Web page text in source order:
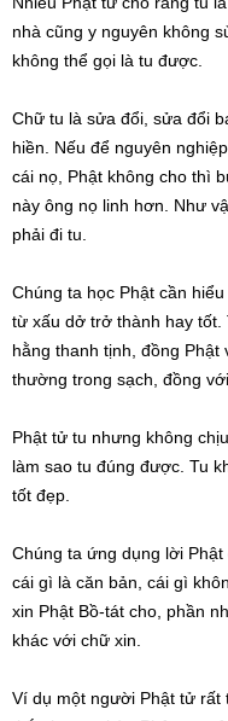
nhà cũng y nguyên không
không thể gọi là tu được.
Chữ tu là sửa đổi, sửa đổi
hiền. Nếu để nguyên
cái nọ, Phật không cho thì
này ông nọ linh hơn. Như
phải đi tu.
Chúng ta học Phật cần
từ xấu dở trở thành hay tốt.
hằng thanh tịnh, đồng
thường trong sạch, đồng
Phật tử tu nhưng không
làm sao tu đúng được. Tu
tốt đẹp.
Chúng ta ứng dụng lời
cái gì là căn bản, cái gì
xin Phật Bồ-tát cho, phần
khác với chữ xin.
Ví dụ một người Phật tử rất